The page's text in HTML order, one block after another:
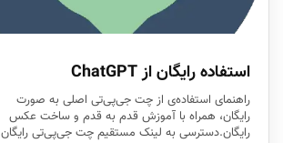
استفاده رایگان از ChatGPT
راهنمای استفاده‌ی از چت جی‌پی‌تی اصلی به صورت
رایگان، همراه با آموزش قدم به قدم و ساخت عکس
رایگان.دسترسی به لینک مستقیم چت جی‌پی‌تی رایگان